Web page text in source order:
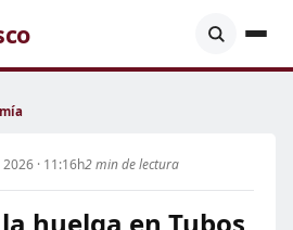
· 11:16h2 min de lectura